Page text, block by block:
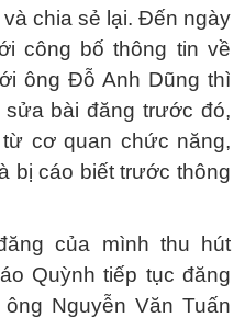
chia sẻ lại. Đến ngày
công bố thông tin về
ông Đỗ Anh Dũng thì
bài đăng trước đó,
cơ quan chức năng,
bị cáo biết trước thông
của mình thu hút
Quỳnh tiếp tục đăng
Nguyễn Văn Tuấn